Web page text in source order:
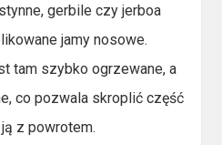
gerbile czy jerboa
jamy nosowe.
tam szybko ogrzewane, a
co pozwala skroplić część
z powrotem.